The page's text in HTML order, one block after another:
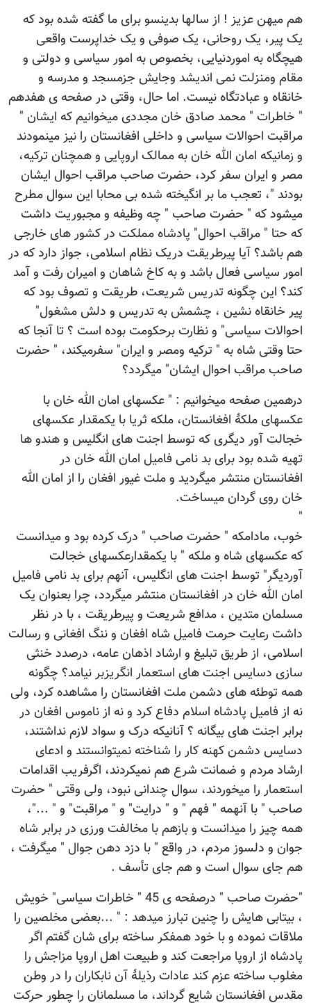
هم میهن عزیز ! از سالها بدینسو برای ما گفته شده بود که
یک پیر، یک روحانی، یک صوفی و یک خداپرست واقعی
هیچگاه به اموردنیایی، بخصوص به امور سیاسی و دولتی و
مقام ومنزلت نمی اندیشد وجایش جزمسجد و مدرسه و
خانقاه و عبادتگاه نیست. اما حال، وقتی در صفحه ی هفدهم
" خاطرات " محمد صادق خان مجددی میخوانیم که ایشان "
مراقبت احوالات سیاسی و داخلی افغانستان را نیز مینمودند
و زمانیکه امان الله خان به ممالک اروپایی و همچنان ترکیه،
مصر و ایران سفر کرد، حضرت صاحب مراقب احوال ایشان
بودند "، تعجب ما بر انگیخته شده بی محابا این سوال مطرح
میشود که " حضرت صاحب " چه وظیفه و مجبوریت داشت
که حتا " مراقب احوال" پادشاه مملکت در کشور های خارجی
هم باشد؟ آیا پیرطریقت دریک نظام اسلامی، جواز دارد که در
امور سیاسی فعال باشد و به کاخ شاهان و امیران رفت و آمد
کند؟ این چگونه تدریس شریعت، طریقت و تصوف بود که
پیر خانقاه نشین ، چشمش به تدریس و دلش مشغول"
احوالات سیاسی" و نظارت برحکومت بوده است ؟ تا آنجا که
حتا وقتی شاه به " ترکیه ومصر و ایران" سفرمیکند، " حضرت
صاحب مراقب احوال ایشان" میگردد؟
درهمین صفحه میخوانیم : " عکسهای امان الله خان با
عکسهای ملکۀ افغانستان، ملکه ثریا با یکمقدار عکسهای
خجالت آور دیگری که توسط اجنت های انگلیس و هندو ها
تهیه شده بود برای بد نامی فامیل امان الله خان در
افغانستان منتشر میگردید و ملت غیور افغان را از امان الله
خان روی گردان میساخت.
"
خوب، مادامکه " حضرت صاحب " درک کرده بود و میدانست
که عکسهای شاه و ملکه " با یکمقدارعکسهای خجالت
آوردیگر" توسط اجنت های انگلیس، آنهم برای بد نامی فامیل
امان الله خان در افغانستان منتشر میگردد، چرا بعنوان یک
مسلمان متدین ، مدافع شریعت و پیرطریقت ، با در نظر
داشت رعایت حرمت فامیل شاه افغان و ننگ افغانی و رسالت
اسلامی، از طریق تبلیغ و ارشاد اذهان عامه، درصدد خنثی
سازی دسایس اجنت های استعمار انگریزبر نیامد؟ چگونه
همه توطئه های دشمن ملت افغانستان را مشاهده کرد، ولی
نه از فامیل پادشاه اسلام دفاع کرد و نه از ناموس افغان در
برابر اجنت های بیگانه ؟ آنانیکه درک و سواد لازم نداشتند،
دسایس دشمن کهنه کار را شناخته نمیتوانستند و ادعای
ارشاد مردم و ضمانت شرع هم نمیکردند، اگرفریب اقدامات
استعمار را میخوردند، سوال چندانی نبود، ولی وقتی " حضرت
صاحب " با آنهمه " فهم " و " درایت" و " مراقبت" و " ..."،
همه چیز را میدانست و بازهم با مخالفت ورزی در برابر شاه
جوان و دلسوز مردم، در واقع " با دزد دهن جوال " میگرفت ،
هم جای سوال است و هم جای تأسف .
"حضرت صاحب " درصفحه ی 45 " خاطرات سیاسی" خویش
، بیتابی هایش را چنین تبارز میدهد : " ...بعضی مخلصین را
ملاقات نموده و با خود همفکر ساخته برای شان گفتم اگر
پادشاه از اروپا مراجعت کند و طبیعت اهل اروپا مزاجش را
مغلوب ساخته عزم کند عادات رذیلۀ آن نابکاران را در وطن
مقدس افغانستان شایع گرداند، ما مسلمانان را چطور حرکت